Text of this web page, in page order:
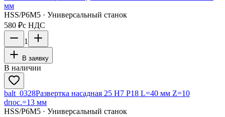
мм
HSS/Р6М5 · Универсальный станок
580 ₽с НДС
1
В заявку
В наличии
balt_0328Развертка насадная 25 Н7 Р18 L=40 мм Z=10
dпос.=13 мм
HSS/Р6М5 · Универсальный станок